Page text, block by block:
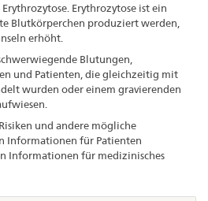
Erythrozytose ist ein
Blutkörperchen produziert werden,
erhöht.
Blutungen,
und Patienten, die gleichzeitig mit
wurden oder einem gravierenden
und andere mögliche
Informationen für Patienten
Informationen für medizinisches